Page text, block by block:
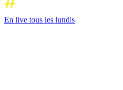
En live tous les lundis